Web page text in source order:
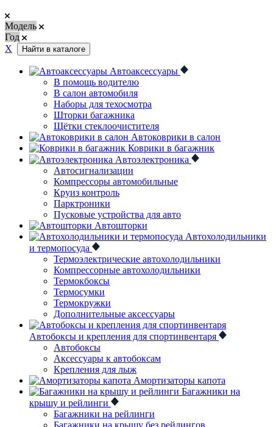
Модель
Год
Х
Найти в каталоге
Автоаксессуары
В помощь водителю
В салон автомобиля
Наборы для техосмотра
Шторки багажника
Щётки стеклоочистителя
Автоковрики в салон
Коврики в багажник
Автоэлектроника
Автосигнализации
Компрессоры автомобильные
Круиз контроль
Парктроники
Пусковые устройства для авто
Автошторки
Автохолодильники
и термопосуда
Термоэлектрические автохолодильники
Компрессорные автохолодильники
Термокбоксы
Термосумки
Термокружки
Дополнительные аксессуары
Автобоксы и крепления для спортинвентаря
Автобоксы
Аксессуары к автобоксам
Крепления для лыж
Амортизаторы капота
Багажники на
крышу и рейлинги
Багажники на рейлинги
Багажники на крышу без рейлингов